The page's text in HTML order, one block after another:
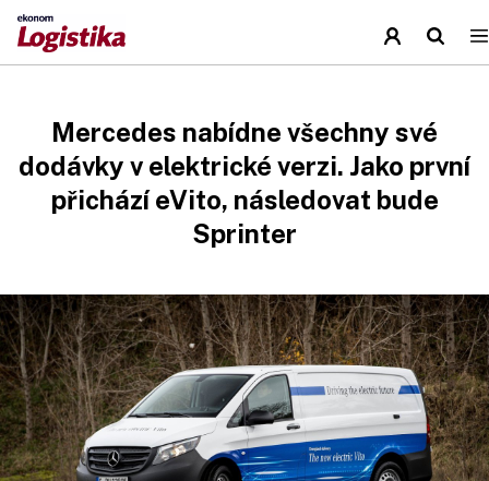
Mercedes nabídne všechny své
dodávky v elektrické verzi. Jako první
přichází eVito, následovat bude
Sprinter